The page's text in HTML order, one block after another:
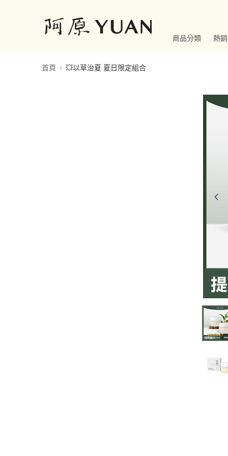
商品分類 熱
首頁 💥以草治夏 夏日限定組合